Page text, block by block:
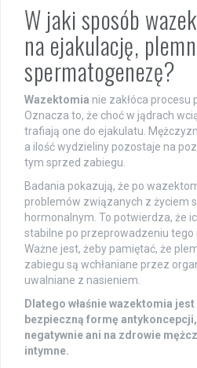
W jaki sposób
na ejakulację,
spermatogenezę?
Wazektomia nie zakłóca procesu
Oznacza to, że choć w jądrach
trafiają one do ejakulatu.
a ilość wydzieliny pozostaje na
tym sprzed zabiegu.
Badania pokazują, że po
problemów związanych z życiem
hormonalnym. To potwierdza, że
stabilne po przeprowadzeniu tego
Ważne jest, żeby pamiętać, że
zabiegu są wchłaniane przez
uwalniane z nasieniem.
Dlatego właśnie wazektomia
bezpieczną formę antykoncepcji,
negatywnie ani na zdrowie
intymne.